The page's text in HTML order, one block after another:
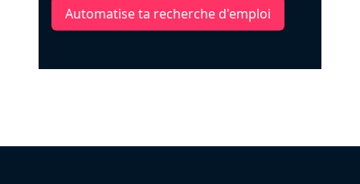
Automatise ta recherche d'emploi